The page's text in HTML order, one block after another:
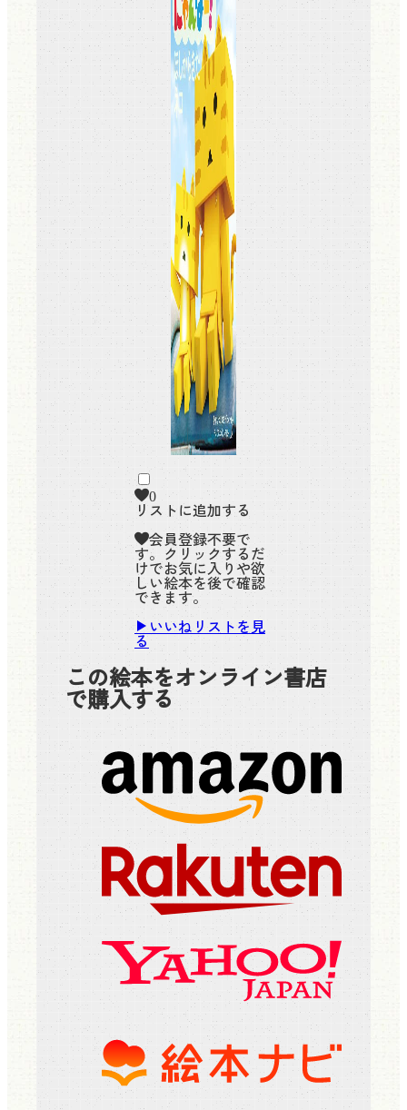
0
リストに追加する
会員登録不要で
す。クリックするだ
けでお気に入りや欲
しい絵本を後で確認
できます。
いいねリストを見
る
この絵本をオンライン書店
で購入する